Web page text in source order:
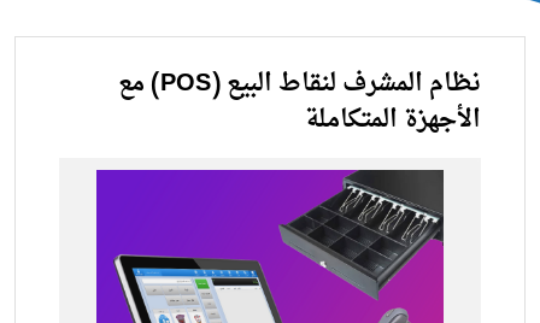
نظام المشرف لنقاط البيع (POS) مع
الأجهزة المتكاملة